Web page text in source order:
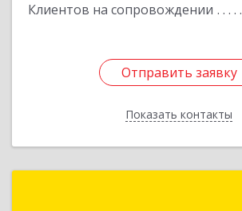
Клиентов на сопровождении
Отправить заявку
Показать контакты
Отправить заявку
Назад